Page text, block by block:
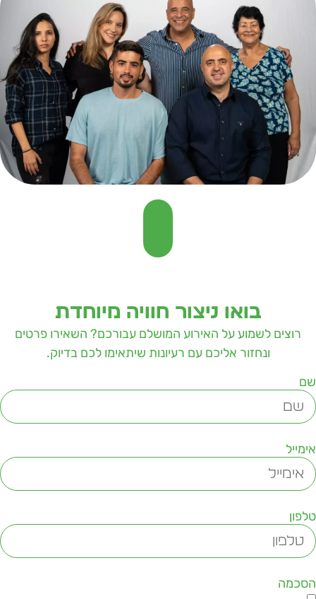
בואו ניצור חוויה מיוחדת
רוצים לשמוע על האירוע המושלם עבורכם? השאירו פרטים
ונחזור אליכם עם רעיונות שיתאימו לכם בדיוק.